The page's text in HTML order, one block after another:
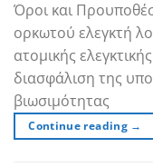
Όροι και
ορκωτού ελεγκτή
ατομικής
διασφάλιση της
βιωσιμότητας
Continue reading →